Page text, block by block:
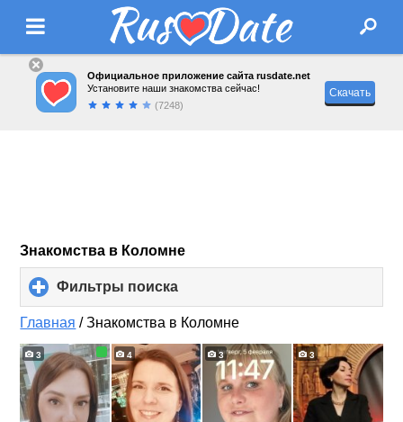
Официальное приложение сайта rusdate.net
Установите наши знакомства сейчас!
(7248)
Скачать
Знакомства в Коломне
Фильтры поиска
to
expand
contents
Главная /Знакомства в Коломне
3 4 3 3